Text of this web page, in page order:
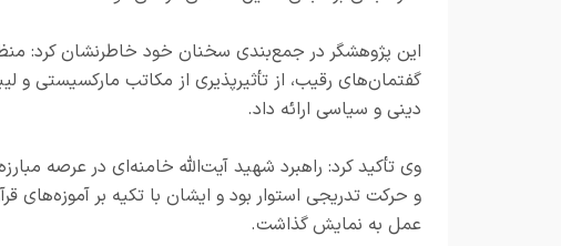
این پژوهشگر در جمع‌بندی سخنان خود خاطرنشان کرد:
گفتمان‌های رقیب، از تأثیرپذیری از مکاتب مارکسیستی و
دینی و سیاسی ارائه داد.
وی تأکید کرد: راهبرد شهید آیت‌الله خامنه‌ای در عرصه
و حرکت تدریجی استوار بود و ایشان با تکیه بر آموزه‌های
عمل به نمایش گذاشت.